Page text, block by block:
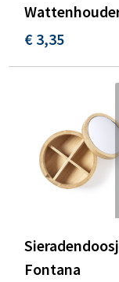
€ 3,35
Fontana